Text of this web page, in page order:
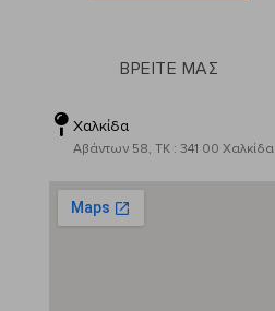
ΒΡΕΙΤΕ ΜΑΣ
Χαλκίδα
Αβάντων 58, ΤΚ : 341 00 Χαλκίδα